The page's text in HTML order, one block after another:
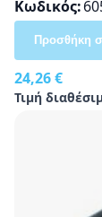
Κωδικός
24,26 €
Τιμή
Προσθήκη